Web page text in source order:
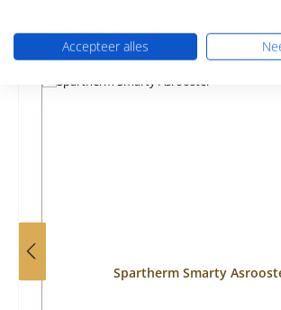
Productgalerij overslaan
Vergelijkbare producten
Spartherm Smarty
Accepteer alles